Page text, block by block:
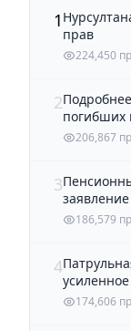
1
прав
224,450
2
погибших
206,867
3
заявление
186,579
4
174,606